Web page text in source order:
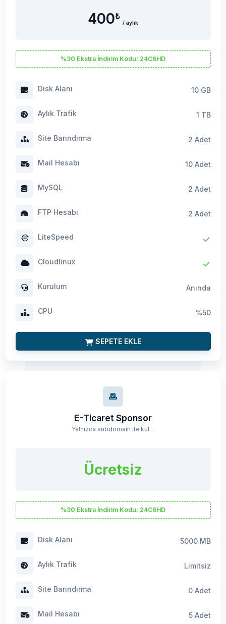
400₺
/ aylık
%30 Ekstra İndirim Kodu: 24C6HD
Disk Alanı 10 GB
Aylık Trafik 1 TB
Site Barındırma 2 Adet
Mail Hesabı 10 Adet
MySQL 2 Adet
FTP Hesabı 2 Adet
LiteSpeed
Cloudlinux
Kurulum Anında
CPU %50
SEPETE EKLE
E-Ticaret Sponsor
Yalnızca subdomain ile kullanılabilir. Yeni başlayan e-ticaret projeleri için optimize edilmiş ekonomik hosting paketi.
%30 Ekstra İndirim Kodu: 24C6HD
Disk Alanı 5000 MB
Aylık Trafik Limitsiz
Site Barındırma 0 Adet
Mail Hesabı 5 Adet